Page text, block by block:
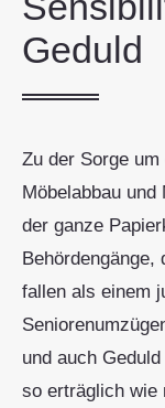
Geduld
Zu der Sorge
Möbelabbau
der ganze
fallen als einem
und auch
so erträglich wie